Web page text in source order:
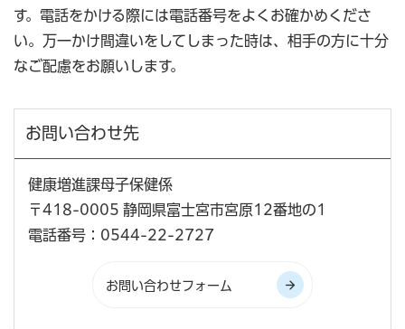
す。電話をかける際には電話番号をよくお確かめくださ
い。万一かけ間違いをしてしまった時は、相手の方に十分
なご配慮をお願いします。
お問い合わせ先
健康増進課母子保健係
〒418-0005 静岡県富士宮市宮原12番地の1
電話番号：0544-22-2727